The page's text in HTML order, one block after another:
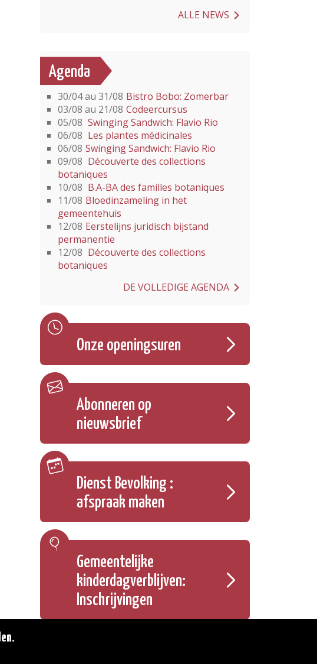
ALLE NEWS
Agenda
30/04 au 31/08 Bistro Bobo: Zomerbar
03/08 au 21/08 Codeercursus
05/08 Swinging Sandwich: Flavio Rio
06/08 Les plantes médicinales
06/08 Swinging Sandwich: Flavio Rio
09/08 Découverte des collections
botaniques
10/08 B.A-BA des familles botaniques
11/08 Bloedinzameling in het
gemeentehuis
12/08 Eerstelijns juridisch bijstand
permanentie
12/08 Découverte des collections
botaniques
DE VOLLEDIGE AGENDA
Onze openingsuren
Abonneren op
nieuwsbrief
Dienst Bevolking :
afspraak maken
Gemeentelijke
kinderdagverblijven:
Inschrijvingen